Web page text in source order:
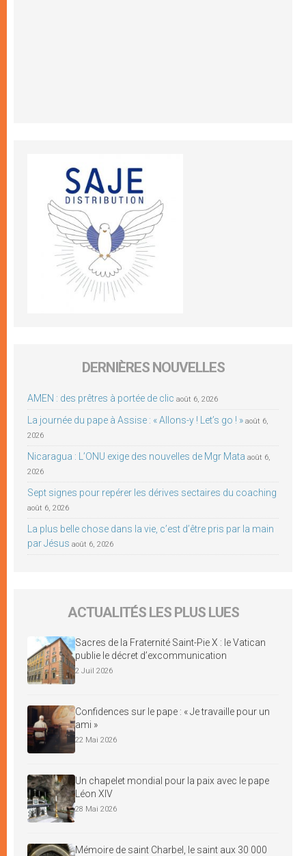
DERNIÈRES NOUVELLES
AMEN : des prêtres à portée de clic août 6, 2026
La journée du pape à Assise : « Allons-y ! Let’s go ! » août 6,
2026
Nicaragua : L’ONU exige des nouvelles de Mgr Mata août 6,
2026
Sept signes pour repérer les dérives sectaires du coaching
août 6, 2026
La plus belle chose dans la vie, c’est d’être pris par la main
par Jésus août 6, 2026
ACTUALITÉS LES PLUS LUES
Sacres de la Fraternité Saint-Pie X : le Vatican
publie le décret d’excommunication
2 Juil 2026
Confidences sur le pape : « Je travaille pour un
ami »
22 Mai 2026
Un chapelet mondial pour la paix avec le pape
Léon XIV
28 Mai 2026
Mémoire de saint Charbel, le saint aux 30 000